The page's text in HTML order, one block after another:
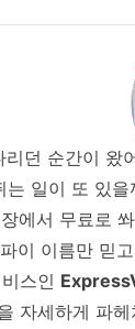
던 순간이 왔
일이 또 있
에서 무료로
이 이름만 믿
스인
자세하게 파